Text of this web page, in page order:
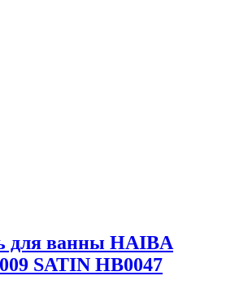
для ванны HAIBA
SATIN HB0047